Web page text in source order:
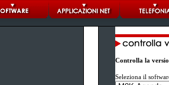
Controlla la
Seleziona il